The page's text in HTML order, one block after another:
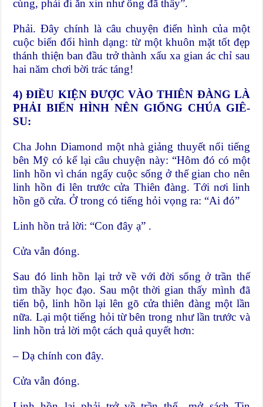
cùng, phải đi ăn xin như ông đã thấy”.
Phải. Đây chính là câu chuyện điển hình của một
cuộc biến đổi hình dạng: từ một khuôn mặt tốt đẹp
thánh thiện ban đầu trở thành xấu xa gian ác chỉ sau
hai năm chơi bời trác táng!
4) ĐIỀU KIỆN ĐƯỢC VÀO THIÊN ĐÀNG LÀ
PHẢI BIẾN HÌNH NÊN GIỐNG CHÚA GIÊ-
SU:
Cha John Diamond một nhà giảng thuyết nổi tiếng
bên Mỹ có kể lại câu chuyện này: “Hôm đó có một
linh hồn vì chán ngấy cuộc sống ở thế gian cho nên
linh hồn đi lên trước cửa Thiên đàng. Tới nơi linh
hồn gõ cửa. Ở trong có tiếng hỏi vọng ra: “Ai đó”
Linh hồn trả lời: “Con đây ạ” .
Cửa vẫn đóng.
Sau đó linh hồn lại trở về với đời sống ở trần thế
tìm thầy học đạo. Sau một thời gian thấy mình đã
tiến bộ, linh hồn lại lên gõ cửa thiên đàng một lần
nữa. Lại một tiếng hỏi từ bên trong như lần trước và
linh hồn trả lời một cách quả quyết hơn:
– Dạ chính con đây.
Cửa vẫn đóng.